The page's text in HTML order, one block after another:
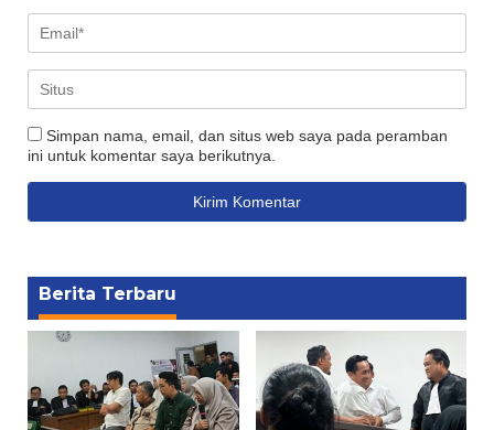
Simpan nama, email, dan situs web saya pada peramban
ini untuk komentar saya berikutnya.
Berita Terbaru